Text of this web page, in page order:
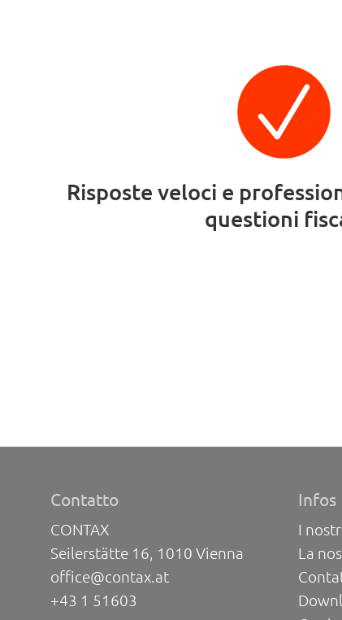
Risposte veloci e
questioni
Contatto
CONTAX
Seilerstätte 16, 1010 Vienna
office@contax.at
+43 1 51603
Infos
I
La